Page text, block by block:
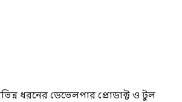
ধরনের ডেভেলপার প্রোডাক্ট ও টুল